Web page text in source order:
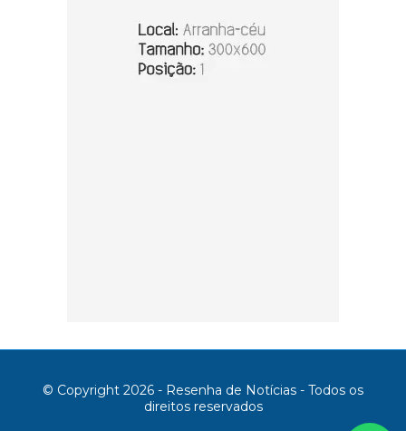
© Copyright 2026 - Resenha de Notícias - Todos os
direitos reservados